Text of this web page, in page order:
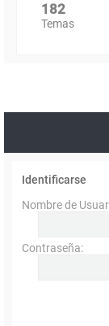
182
Temas
Identificarse
Nombre de
Contraseña: